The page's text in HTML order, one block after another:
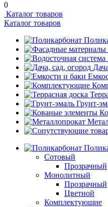
0
Каталог товаров
Каталог товаров
Грунт-
Сотовый
Прозрачный
Монолитный
Прозрачный
Цветной
Комплектующие